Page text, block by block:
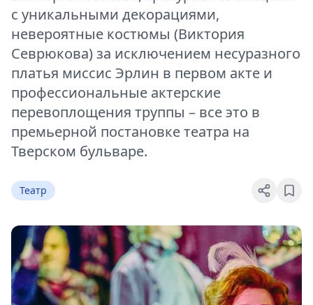
с уникальными декорациями,
невероятные костюмы (Виктория
Севрюкова) за исключением несуразного
платья миссис Эрлин в первом акте и
профессиональные актерские
перевоплощения труппы – все это в
премьерной постановке театра на
Тверском бульваре.
Театр